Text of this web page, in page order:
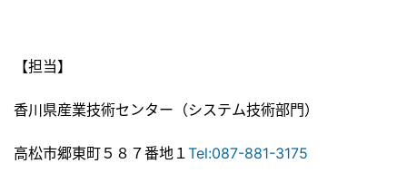
【担当】
香川県産業技術センター（システム技術部門）
高松市郷東町５８７番地１Tel:087-881-3175